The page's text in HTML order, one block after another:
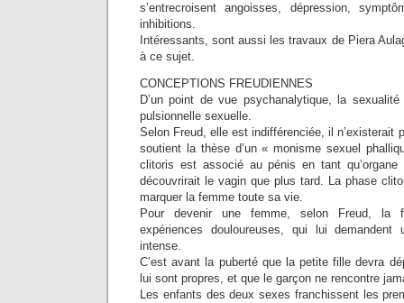
s’entrecroisent angoisses, dépression,
inhibitions.
Intéressants, sont aussi les travaux de Piera
à ce sujet.
CONCEPTIONS FREUDIENNES
D’un point de vue psychanalytique, la
pulsionnelle sexuelle.
Selon Freud, elle est indifférenciée, il n’existerait
soutient la thèse d’un « monisme sexuel
clitoris est associé au pénis en tant
découvrirait le vagin que plus tard. La phase
marquer la femme toute sa vie.
Pour devenir une femme, selon Freud, la
expériences douloureuses, qui lui demandent
intense.
C’est avant la puberté que la petite fille devra
lui sont propres, et que le garçon ne rencontre
Les enfants des deux sexes franchissent les